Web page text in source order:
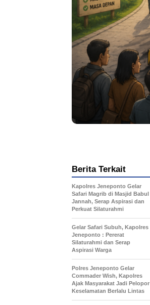
Berita Terkait
Kapolres Jeneponto Gelar
Safari Magrib di Masjid Babul
Jannah, Serap Aspirasi dan
Perkuat Silaturahmi
Gelar Safari Subuh, Kapolres
Jeneponto : Pererat
Silaturahmi dan Serap
Aspirasi Warga
Polres Jeneponto Gelar
Commader Wish, Kapolres
Ajak Masyarakat Jadi Pelopor
Keselamatan Berlalu Lintas